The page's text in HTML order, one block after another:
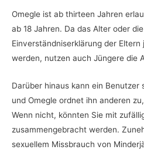
Omegle ist ab thirteen Jahren
ab 18 Jahren. Da das Alter oder
Einverständniserklärung der
werden, nutzen auch Jüngere die
Darüber hinaus kann ein Benutzer
und Omegle ordnet ihn anderen
Wenn nicht, könnten Sie mit
zusammengebracht werden.
sexuellem Missbrauch von